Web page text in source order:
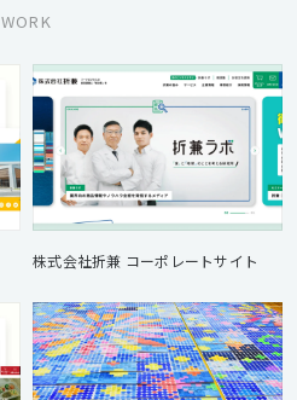
WORK
株式会社折兼 コーポレートサイト